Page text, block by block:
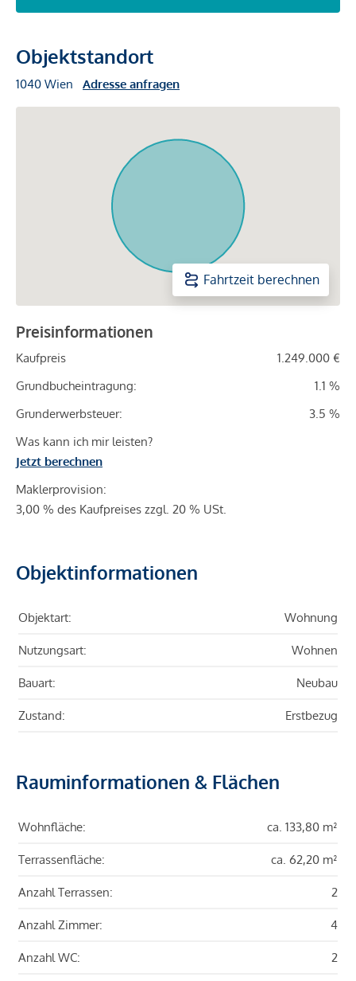
Objektstandort
1040 Wien Adresse anfragen
Fahrtzeit berechnen
Preisinformationen
Kaufpreis
1.249.000 €
Grundbucheintragung:
1.1 %
Grunderwerbsteuer:
3.5 %
Was kann ich mir leisten?
Jetzt berechnen
Maklerprovision:
3,00 % des Kaufpreises zzgl. 20 % USt.
Objektinformationen
Objektart: Wohnung
Nutzungsart: Wohnen
Bauart: Neubau
Zustand: Erstbezug
Rauminformationen & Flächen
Wohnfläche: ca. 133,80 m²
Terrassenfläche: ca. 62,20 m²
Anzahl Terrassen: 2
Anzahl Zimmer: 4
Anzahl WC: 2